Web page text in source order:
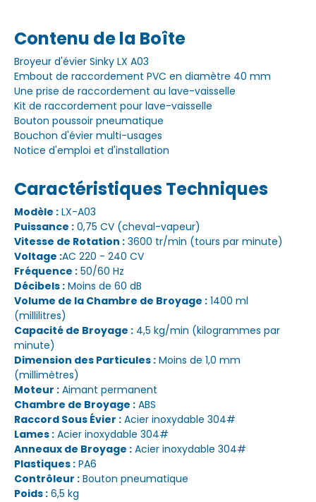
Contenu de la Boîte
Broyeur d'évier Sinky LX A03
Embout de raccordement PVC en diamètre 40 mm
Une prise de raccordement au lave-vaisselle
Kit de raccordement pour lave-vaisselle
Bouton poussoir pneumatique
Bouchon d'évier multi-usages
Notice d'emploi et d'installation
Caractéristiques Techniques
Modèle : LX-A03
Puissance : 0,75 CV (cheval-vapeur)
Vitesse de Rotation : 3600 tr/min (tours par minute)
Voltage :AC 220 - 240 CV
Fréquence : 50/60 Hz
Décibels : Moins de 60 dB
Volume de la Chambre de Broyage : 1400 ml
(millilitres)
Capacité de Broyage : 4,5 kg/min (kilogrammes par
minute)
Dimension des Particules : Moins de 1,0 mm
(millimètres)
Moteur : Aimant permanent
Chambre de Broyage : ABS
Raccord Sous Évier : Acier inoxydable 304#
Lames : Acier inoxydable 304#
Anneaux de Broyage : Acier inoxydable 304#
Plastiques : PA6
Contrôleur : Bouton pneumatique
Poids : 6,5 kg